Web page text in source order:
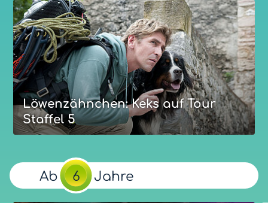
Löwenzähnchen: Keks auf Tour
Staffel 5
Staffel 5
Wenn Keks, der Hund von Fritz Fuchs, alleine Zuhause
Ab 6 Jahre